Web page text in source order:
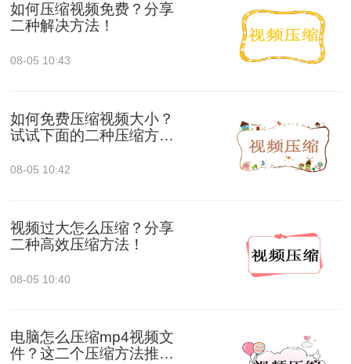
如何压缩视频免费？分享
二种解决方法！
08-05 10:43
如何免费压缩视频大小？
试试下面的二种压缩方
08-05 10:42
视频过大怎么压缩？分享
二种高效压缩方法！
08-05 10:40
电脑怎么压缩mp4视频文
件？这二个压缩方法推荐